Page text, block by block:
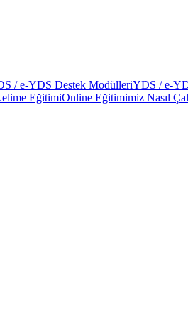
/ e-YDS Destek ModülleriYDS / e-
EğitimiOnline Eğitimimiz Nasıl